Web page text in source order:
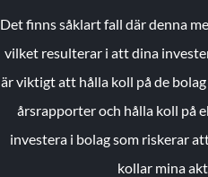
Det finns såklart fall där denna
vilket resulterar i att dina
är viktigt att hålla koll på de
årsrapporter och hålla koll på
investera i bolag som riskerar
kollar mina